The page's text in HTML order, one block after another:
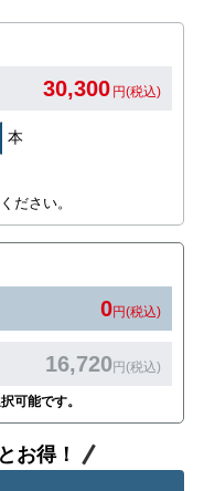
30,300 円(税込)
本
ださい。
0円(税込)
16,720円(税込)
可能です。
お得！